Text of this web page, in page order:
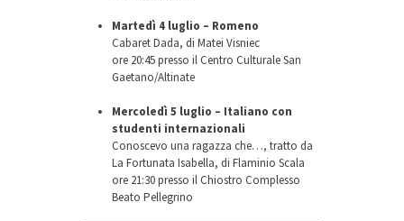
Martedì 4 luglio – Romeno
Cabaret Dada, di Matei Visniec
ore 20:45 presso il Centro Culturale San
Gaetano/Altinate
Mercoledì 5 luglio – Italiano con
studenti internazionali
Conoscevo una ragazza che…, tratto da
La Fortunata Isabella, di Flaminio Scala
ore 21:30 presso il Chiostro Complesso
Beato Pellegrino